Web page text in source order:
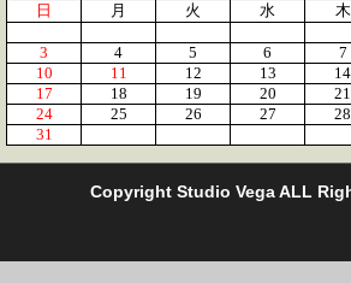
日
月 火 水 木
3
4 5 6 7
10
11 12 13 14
17
18 19 20 21
24
25 26 27 28
31
Copyright Studio Vega ALL